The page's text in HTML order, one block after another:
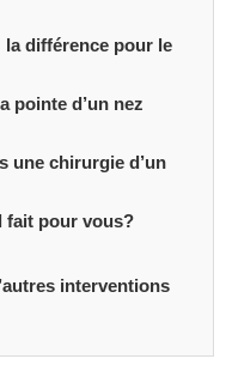
différence pour le
pointe d’un nez
une chirurgie d’un
fait pour vous?
interventions